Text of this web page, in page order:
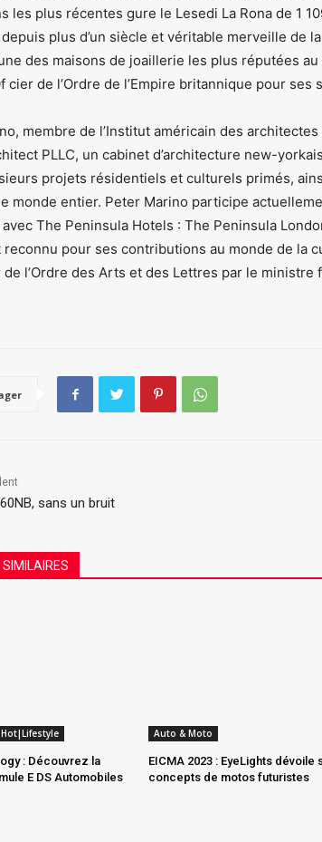
les plus récentes gure le Lesedi La Rona de 1
plus d’un siècle et véritable merveille de
des maisons de joaillerie les plus réputées
cier de l’Ordre de l’Empire britannique pour
membre de l’Institut américain des
PLLC, un cabinet d’architecture new-
projets résidentiels et culturels primés,
monde entier. Peter Marino participe
The Peninsula Hotels : The Peninsula
reconnu pour ses contributions au monde de la
l’Ordre des Arts et des Lettres par le ministre
sans un bruit
: Découvrez la
E DS Automobiles
Auto & Moto
EICMA 2023 : EyeLights dévoile
concepts de motos futuristes